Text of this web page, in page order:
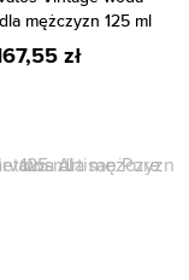
mężczyzn 125 ml
zł